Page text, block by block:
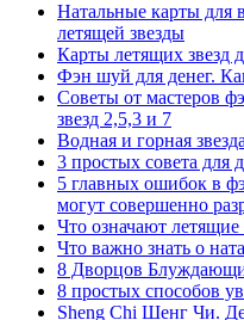
Натальные карты для
летящей звезды
Карты летящих звезд
Фэн шуй для денег.
Советы от мастеров
звезд 2,5,3 и 7
Водная и горная
3 простых совета для
5 главных ошибок в
могут совершенно
Что означают
Что важно знать о
8 Дворцов
8 простых способов
Sheng Chi Шенг Чи.